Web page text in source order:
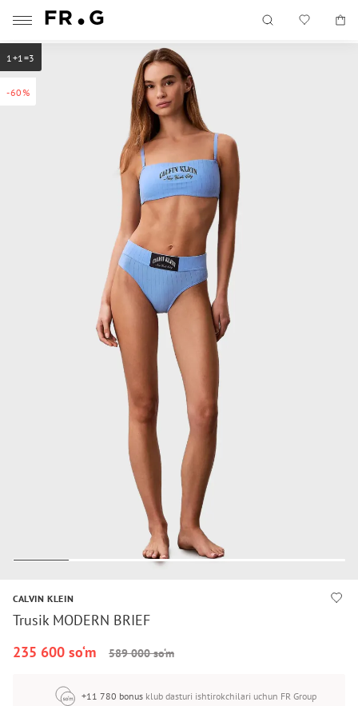
-60%
1+1=3
CALVIN KLEIN
Trusik MODERN BRIEF
235 600 so‘m
589 000 so‘m
+11 780 bonus klub dasturi ishtirokchilari uchun FR Group